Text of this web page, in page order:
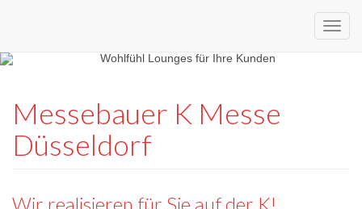
expo24seven
eventware
Messebauer K Messe
Düsseldorf
Wir realisieren für Sie auf der K!